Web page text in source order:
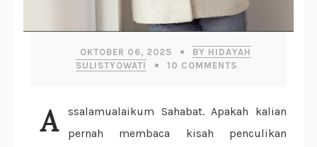
OKTOBER 06, 2025
BY HIDAYAH
SULISTYOWATI
10 COMMENTS
Assalamualaikum Sahabat. Apakah kalian
pernah membaca kisah penculikan